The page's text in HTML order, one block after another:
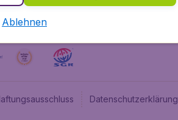
Datenschutzerklärung
Ablehnen